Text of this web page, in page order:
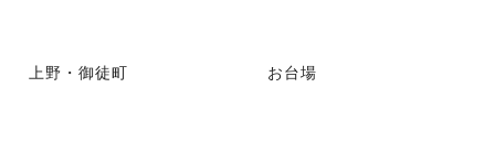
上野・御徒町 お台場